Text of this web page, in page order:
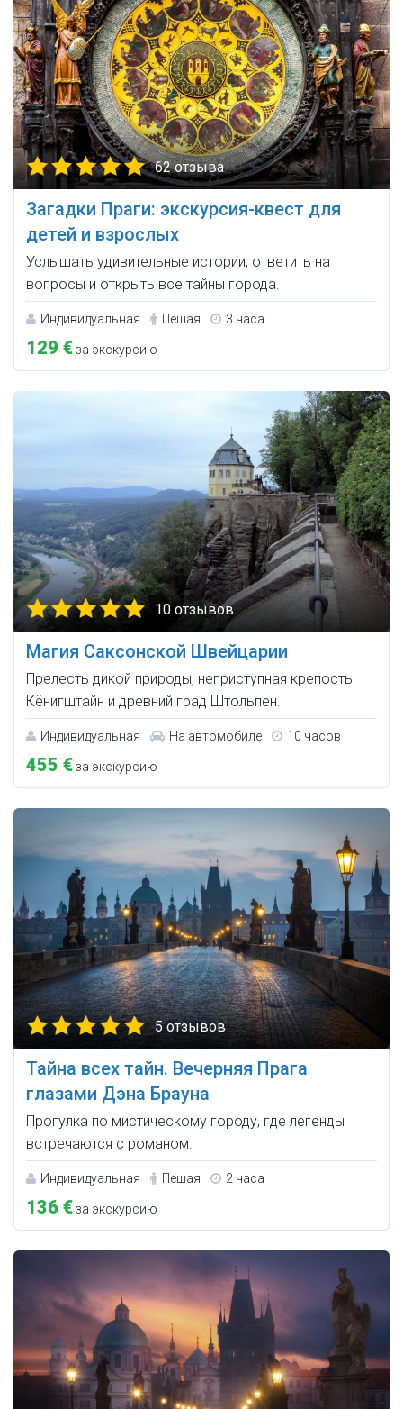
62 отзыва
Загадки Праги: экскурсия-квест для
детей и взрослых
Услышать удивительные истории, ответить на
вопросы и открыть все тайны города.
Индивидуальная Пешая 3 часа
129 €за экскурсию
10 отзывов
Магия Саксонской Швейцарии
Прелесть дикой природы, неприступная крепость
Кёнигштайн и древний град Штольпен.
Индивидуальная На автомобиле 10 часов
455 €за экскурсию
5 отзывов
Тайна всех тайн. Вечерняя Прага
глазами Дэна Брауна
Прогулка по мистическому городу, где легенды
встречаются с романом.
Индивидуальная Пешая 2 часа
136 €за экскурсию